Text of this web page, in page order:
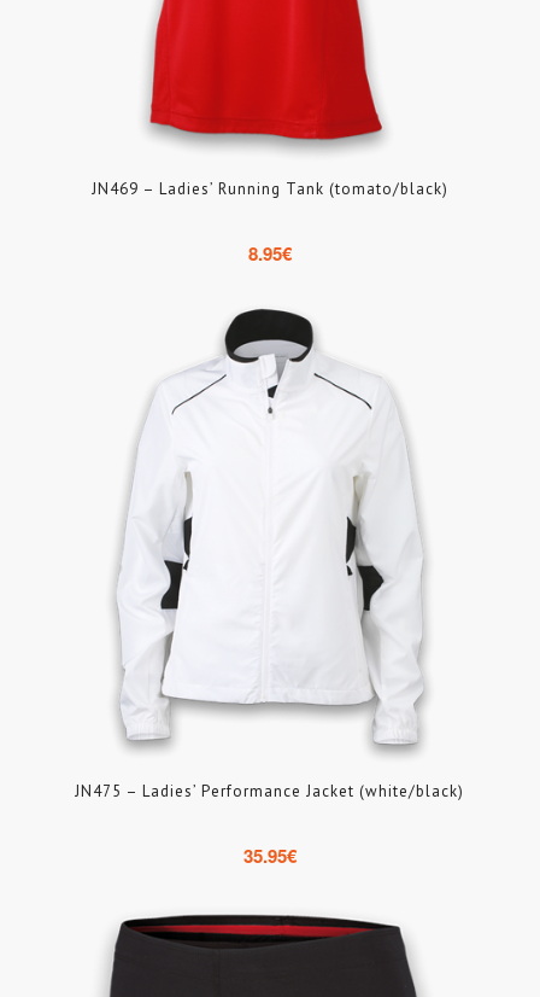
JN469 – Ladies’ Running Tank (tomato/black)
8.95€
JN475 – Ladies’ Performance Jacket (white/black)
35.95€